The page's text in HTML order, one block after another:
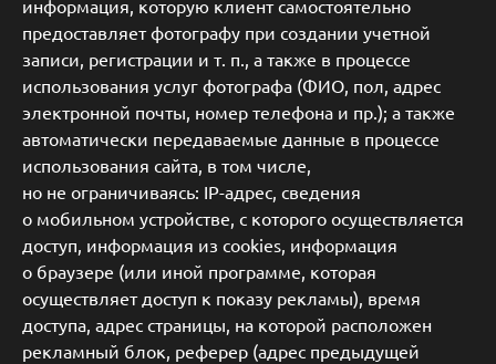
информация, которую клиент самостоятельно
предоставляет фотографу при создании учетной
записи, регистрации и т. п., а также в процессе
использования услуг фотографа (ФИО, пол, адрес
электронной почты, номер телефона и пр.); а также
автоматически передаваемые данные в процессе
использования сайта, в том числе,
но не ограничиваясь: IP-адрес, сведения
о мобильном устройстве, с которого осуществляется
доступ, информация из cookies, информация
о браузере (или иной программе, которая
осуществляет доступ к показу рекламы), время
доступа, адрес страницы, на которой расположен
рекламный блок, реферер (адрес предыдущей